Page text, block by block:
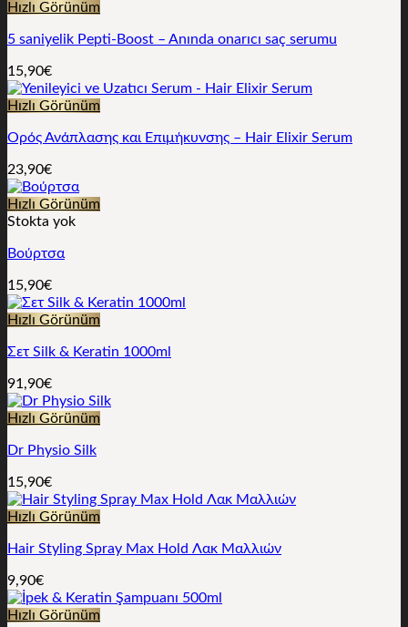
Hızlı Görünüm
5 saniyelik Pepti-Boost – Anında onarıcı saç serumu
15,90€
Hızlı Görünüm
Ορός Ανάπλασης και Επιμήκυνσης – Hair Elixir Serum
23,90€
Hızlı Görünüm
Stokta yok
Βούρτσα
15,90€
Hızlı Görünüm
Σετ Silk & Keratin 1000ml
91,90€
Hızlı Görünüm
Dr Physio Silk
15,90€
Hızlı Görünüm
Hair Styling Spray Max Hold Λακ Μαλλιών
9,90€
Hızlı Görünüm